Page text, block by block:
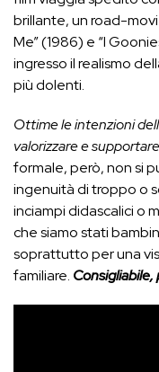
brillante, un road-
Me” (1986) e “I
ingresso il realismo
più dolenti.
Ottime le intenzioni
valorizzare e
formale, però, non si
ingenuità di troppo o
inciampi didascalici o
che siamo stati
soprattutto per una
familiare.